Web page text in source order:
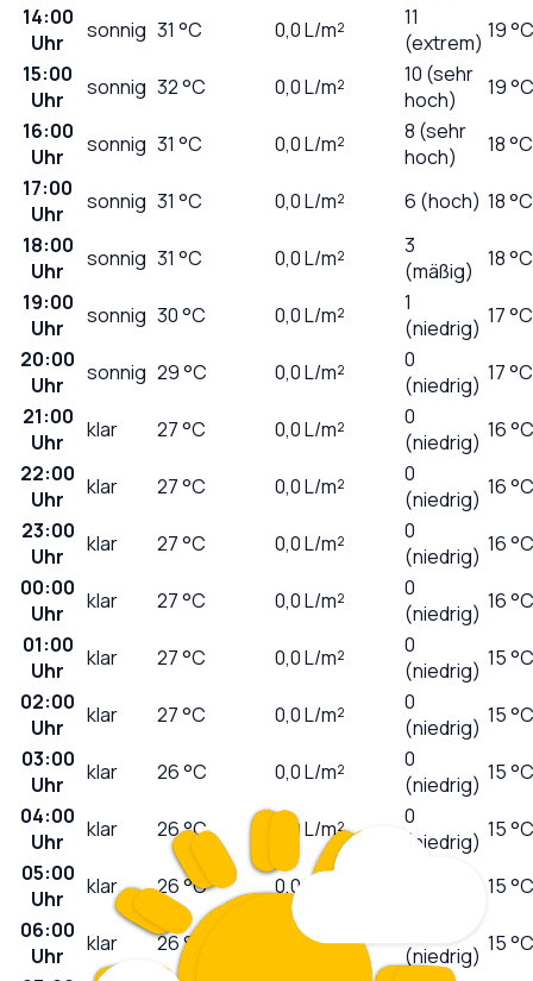
14:00
Uhr
sonnig 31 °C 0,0L/m²
11
(extrem) 19 °C
15:00
Uhr
sonnig 32°C 0,0L/m²
10 (sehr
hoch)
19 °C
16:00
Uhr
sonnig 31 °C 0,0L/m²
8 (sehr
hoch)
18 °C
17:00
Uhr
sonnig 31 °C 0,0L/m² 6 (hoch) 18 °C
18:00
Uhr
sonnig 31 °C 0,0L/m²
3
(mäßig)
18 °C
19:00
Uhr
sonnig 30°C 0,0L/m²
1
(niedrig) 17 °C
20:00
Uhr
sonnig 29°C 0,0L/m²
0
(niedrig) 17 °C
21:00
Uhr
klar 27°C 0,0L/m²
0
(niedrig) 16 °C
22:00
Uhr
klar 27°C 0,0L/m²
0
(niedrig) 16 °C
23:00
Uhr
klar 27°C 0,0L/m²
0
(niedrig) 16 °C
00:00
Uhr
klar 27°C 0,0L/m²
0
(niedrig) 16 °C
01:00
Uhr
klar 27°C 0,0L/m²
0
(niedrig) 15 °C
02:00
Uhr
klar 27°C 0,0L/m²
0
(niedrig) 15 °C
03:00
Uhr
klar 26°C 0,0L/m²
0
(niedrig) 15 °C
04:00
Uhr
klar 26°C 0,0L/m²
0
(niedrig) 15 °C
05:00
Uhr
klar 26°C 0,0L/m²
15 °C
06:00
Uhr
klar 26°C L/m²
(niedrig) 15 °C